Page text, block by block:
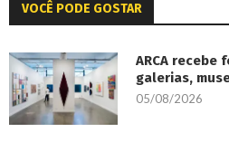
VOCÊ PODE GOSTAR
ARCA recebe
galerias,
05/08/2026